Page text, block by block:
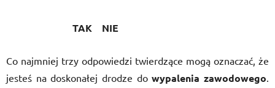
TAK NIE
Co najmniej trzy odpowiedzi twierdzące mogą oznaczać, że
jesteś na doskonałej drodze dowypalenia zawodowego.